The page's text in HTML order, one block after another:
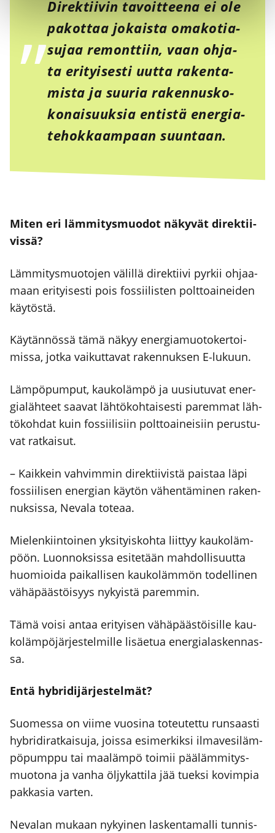
Direk­tii­vin tavoit­tee­na ei ole
pakot­taa jokais­ta oma­ko­tia­
su­jaa remont­tiin, vaan ohja­
ta eri­tyi­ses­ti uut­ta raken­ta­
mis­ta ja suu­ria raken­nus­ko­
ko­nai­suuk­sia entis­tä ener­gia­
te­hok­kaam­paan suun­taan.
Miten eri läm­mi­tys­muo­dot näky­vät direk­tii­
vis­sä?
Läm­mi­tys­muo­to­jen välil­lä direk­tii­vi pyr­kii ohjaa­
maan eri­tyi­ses­ti pois fos­sii­lis­ten polt­toai­nei­den
käy­tös­tä.
Käy­tän­nös­sä tämä näkyy ener­gia­muo­to­ker­toi­
mis­sa, jot­ka vai­kut­ta­vat raken­nuk­sen E‑lukuun.
Läm­pö­pum­put, kau­ko­läm­pö ja uusiu­tu­vat ener­
gia­läh­teet saa­vat läh­tö­koh­tai­ses­ti parem­mat läh­
tö­koh­dat kuin fos­sii­li­siin polt­toai­nei­siin perus­tu­
vat rat­kai­sut.
– Kaik­kein vah­vim­min direk­tii­vis­tä pais­taa läpi
fos­sii­li­sen ener­gian käy­tön vähen­tä­mi­nen raken­
nuk­sis­sa, Neva­la tote­aa.
Mie­len­kiin­toi­nen yksi­tyis­koh­ta liit­tyy kau­ko­läm­
pöön. Luon­nok­sis­sa esi­te­tään mah­dol­li­suut­ta
huo­mioi­da pai­kal­li­sen kau­ko­läm­mön todel­li­nen
vähä­pääs­töi­syys nykyis­tä parem­min.
Tämä voi­si antaa eri­tyi­sen vähä­pääs­töi­sil­le kau­
ko­läm­pö­jär­jes­tel­mil­le lisäe­tua ener­gia­las­ken­nas­
sa.
Entä hybri­di­jär­jes­tel­mät?
Suo­mes­sa on vii­me vuo­si­na toteu­tet­tu run­saas­ti
hybri­di­rat­kai­su­ja, jois­sa esi­mer­kik­si ilma­ve­si­läm­
pö­pump­pu tai maa­läm­pö toi­mii pää­läm­mi­tys­
muo­to­na ja van­ha öljy­kat­ti­la jää tuek­si kovim­pia
pak­ka­sia var­ten.
Neva­lan mukaan nykyi­nen las­ken­ta­mal­li tun­nis­